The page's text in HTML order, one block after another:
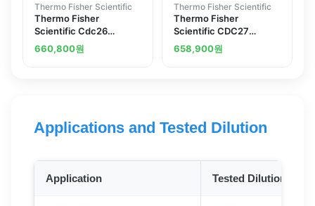
Thermo Fisher Scientific
Thermo Fisher
Scientific Cdc26
Polyclonal Antibody
660,800원
Thermo Fisher Scientific
Thermo Fisher
Scientific CDC27
Polyclonal Antibody
658,900원
Applications and Tested Dilution
Application Tested Dilution